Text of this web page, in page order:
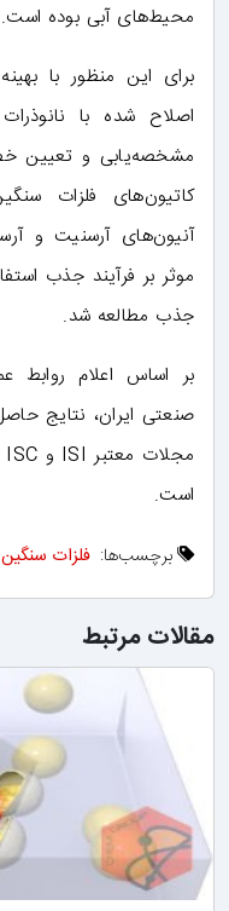
محیط‌های آبی بوده است.
برای این منظور با
اصلاح شده با
مشخصه‌یابی و تعیین
کاتیون‌های فلزات
آنیون‌های آرسنیت و
موثر بر فرآیند جذب
جذب مطالعه شد.
بر اساس اعلام
صنعتی ایران، نتایج
است.
برچسب‌ها: فلزات سنگین
مقالات مرتبط